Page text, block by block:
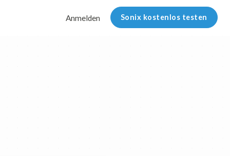
Anmelden Sonix kostenlos testen